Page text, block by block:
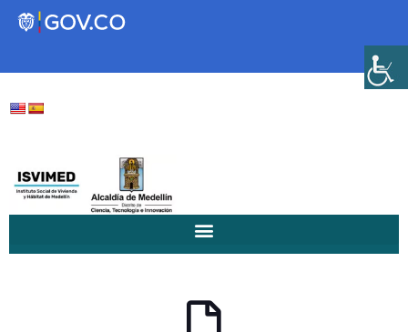
Transparencia
Participa
Hábitat de Medellín